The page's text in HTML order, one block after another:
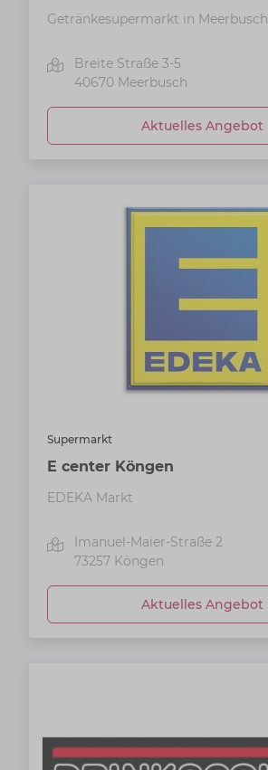
Getränkesupermarkt in Meerbusch
Breite Straße 3-5
40670 Meerbusch
Aktuelles Angebot
Supermarkt
E center Köngen
EDEKA Markt
Imanuel-Maier-Straße 2
73257 Köngen
Aktuelles Angebot